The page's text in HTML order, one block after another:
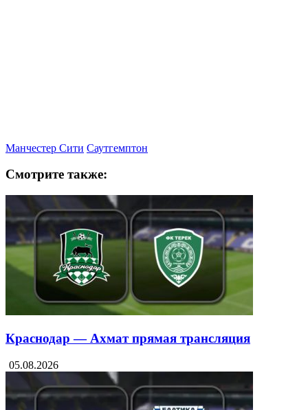
Манчестер Сити Саутгемптон
Смотрите также:
Краснодар — Ахмат прямая трансляция
05.08.2026